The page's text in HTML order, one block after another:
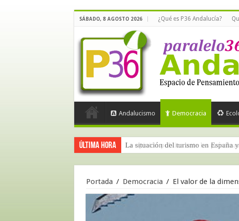
SÁBADO, 8 AGOSTO 2026 ¿Qué es P36 Andalucía?
Andalucismo Democracia
Última hora La situación del turismo en España
Portada / Democracia / El valor de la